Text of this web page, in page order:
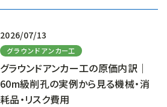
2026/07/13
グラウンドアンカー工
グラウンドアンカー工の原価内訳｜
60m級削孔の実例から見る機械・消
耗品・リスク費用